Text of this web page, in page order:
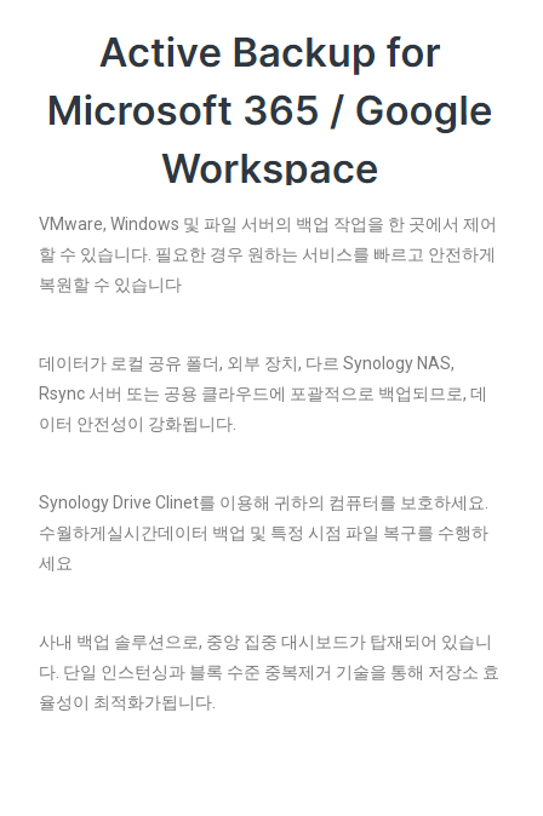
VMware, Windows 및 파일 서버의 백업 작업을 한 곳에서 제어
할 수 있습니다. 필요한 경우 원하는 서비스를 빠르고 안전하게
복원할 수 있습니다
데이터가 로컬 공유 폴더, 외부 장치, 다르 Synology NAS,
Rsync 서버 또는 공용 클라우드에 포괄적으로 백업되므로, 데
이터 안전성이 강화됩니다.
Synology Drive Clinet를 이용해 귀하의 컴퓨터를 보호하세요.
수월하게실시간데이터 백업 및 특정 시점 파일 복구를 수행하
세요
사내 백업 솔루션으로, 중앙 집중 대시보드가 탑재되어 있습니
다. 단일 인스턴싱과 블록 수준 중복제거 기술을 통해 저장소 효
율성이 최적화가됩니다.